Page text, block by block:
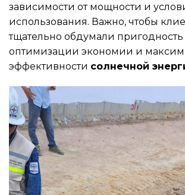
зависимости от мощности и
использования. Важно, чтобы
тщательно обдумали
оптимизации экономии и
эффективности солнечной